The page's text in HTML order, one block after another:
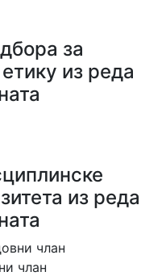
за
из реда
из реда
члан
члан